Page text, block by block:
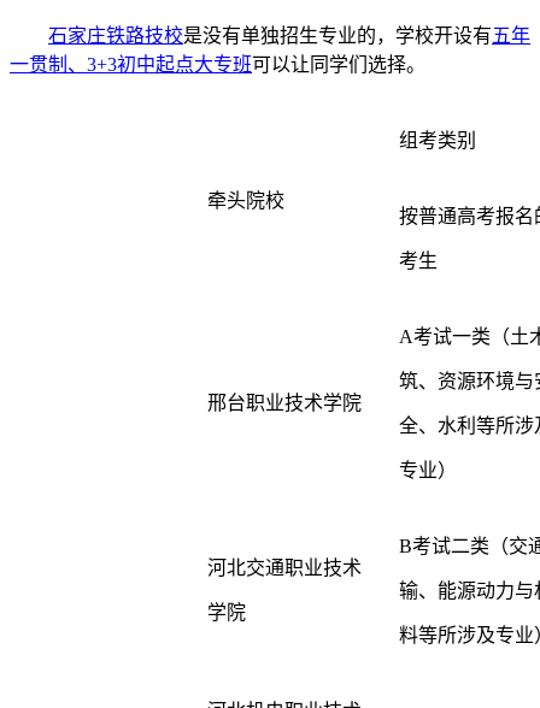
石家庄铁路技校是没有单独招生专业的，学校开设有五年
一贯制、3+3初中起点大专班可以让同学们选择。
牵头院校
组考类别
按普通高考报名
考生
邢台职业技术学院
A考试一类（土
筑、资源环境与
全、水利等所涉
专业）
河北交通职业技术
学院
B考试二类（交
输、能源动力与
料等所涉及专业